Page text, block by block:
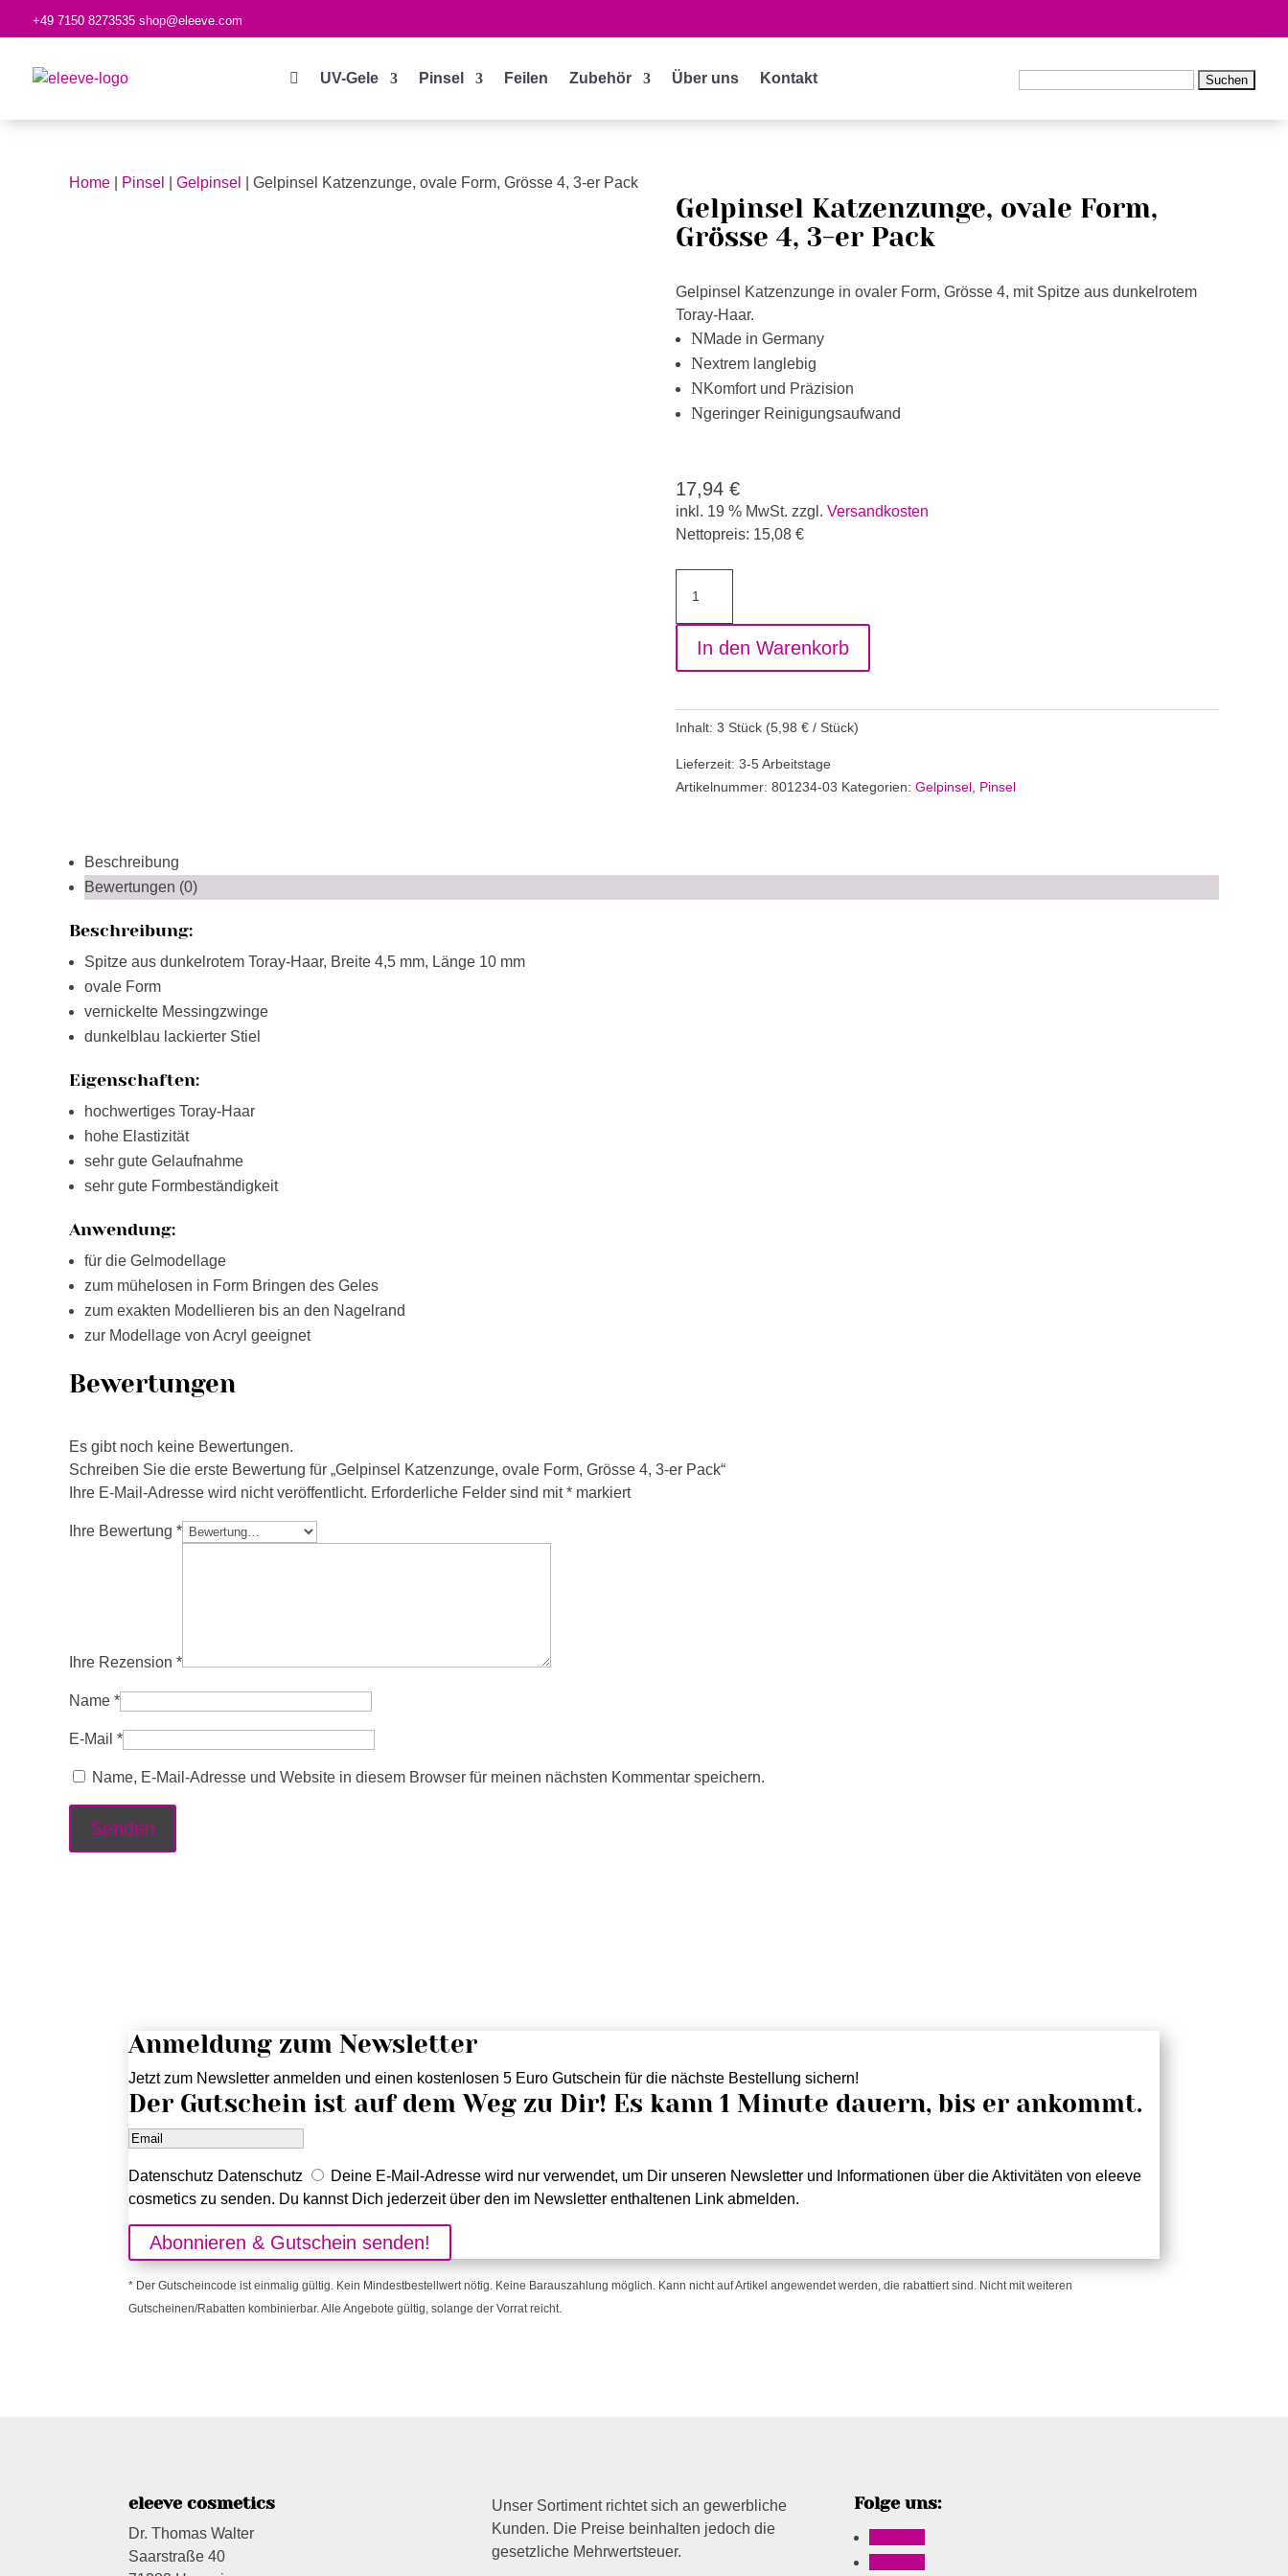
+49 7150 8273535 shop@eleeve.com
 UV-Gele Pinsel Feilen Zubehör Über uns Kontakt
Home Pinsel Gelpinsel | Gelpinsel Katzenzunge, ovale Form, Grösse 4, 3-er Pack
Gelpinsel Katzenzunge, ovale Form,
Grösse 4, 3-er Pack
Gelpinsel Katzenzunge in ovaler Form, Grösse 4, mit Spitze aus dunkelrotem
Toray-Haar.
NMade in Germany
Nextrem langlebig
NKomfort und Präzision
Ngeringer Reinigungsaufwand
17,94 €
inkl. 19 % MwSt. zzgl. Versandkosten
Nettopreis: 15,08 €
Katzenzunge,
ovale
Form,
Grösse
Pack
Menge
In den Warenkorb
Inhalt: 3 Stück (5,98 € / Stück)
Lieferzeit: 3-5 Arbeitstage
Artikelnummer: 801234-03 Kategorien: Gelpinsel Pinsel
Beschreibung
Bewertungen (0)
Beschreibung:
Spitze aus dunkelrotem Toray-Haar, Breite 4,5 mm, Länge 10 mm
ovale Form
vernickelte Messingzwinge
dunkelblau lackierter Stiel
Eigenschaften:
hochwertiges Toray-Haar
hohe Elastizität
sehr gute Gelaufnahme
sehr gute Formbeständigkeit
Anwendung:
für die Gelmodellage
zum mühelosen in Form Bringen des Geles
zum exakten Modellieren bis an den Nagelrand
zur Modellage von Acryl geeignet
Bewertungen
Es gibt noch keine Bewertungen.
Schreiben Sie die erste Bewertung für „Gelpinsel Katzenzunge, ovale Form, Grösse 4, 3-er Pack“
Ihre E-Mail-Adresse wird nicht veröffentlicht. Erforderliche Felder sind mit* markiert
Ihre Bewertung *
Ihre Rezension *
Name *
E-Mail *
Name, E-Mail-Adresse und Website in diesem Browser für meinen nächsten Kommentar speichern.
Anmeldung zum Newsletter
Jetzt zum Newsletter anmelden und einen kostenlosen 5 Euro Gutschein für die nächste Bestellung sichern!
Der Gutschein ist auf dem Weg zu Dir! Es kann 1 Minute dauern, bis er ankommt.
Datenschutz Datenschutz
Deine E-Mail-Adresse wird nur verwendet, um Dir unseren Newsletter und Informationen über die Aktivitäten von eleeve
cosmetics zu senden. Du kannst Dich jederzeit über den im Newsletter enthaltenen Link abmelden.
Abonnieren & Gutschein senden!
* Der Gutscheincode ist einmalig gültig. Kein Mindestbestellwert nötig. Keine Barauszahlung möglich. Kann nicht auf Artikel angewendet werden, die rabattiert sind. Nicht mit weiteren
Gutscheinen/Rabatten kombinierbar. Alle Angebote gültig, solange der Vorrat reicht.
eleeve cosmetics
Dr. Thomas Walter
Saarstraße 40
Unser Sortiment richtet sich an gewerbliche
Kunden. Die Preise beinhalten jedoch die
gesetzliche Mehrwertsteuer.
Folge uns: